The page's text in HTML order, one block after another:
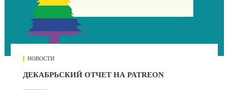
НОВОСТИ
ДЕКАБРЬСКИЙ ОТЧЕТ НА PATREON